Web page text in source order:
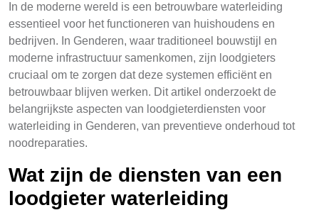
In de moderne wereld is een betrouwbare waterleiding
essentieel voor het functioneren van huishoudens en
bedrijven. In Genderen, waar traditioneel bouwstijl en
moderne infrastructuur samenkomen, zijn loodgieters
cruciaal om te zorgen dat deze systemen efficiënt en
betrouwbaar blijven werken. Dit artikel onderzoekt de
belangrijkste aspecten van loodgieterdiensten voor
waterleiding in Genderen, van preventieve onderhoud tot
noodreparaties.
Wat zijn de diensten van een
loodgieter waterleiding